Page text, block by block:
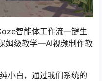
智能体工作流一键生
姆级教学—AI视频制作教
小白，通过我们系统的